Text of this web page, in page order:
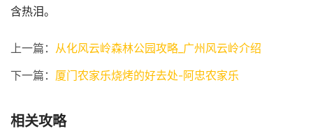
含热泪。
上一篇： 从化风云岭森林公园攻略_广州风云岭介绍
下一篇： 厦门农家乐烧烤的好去处-阿忠农家乐
相关攻略